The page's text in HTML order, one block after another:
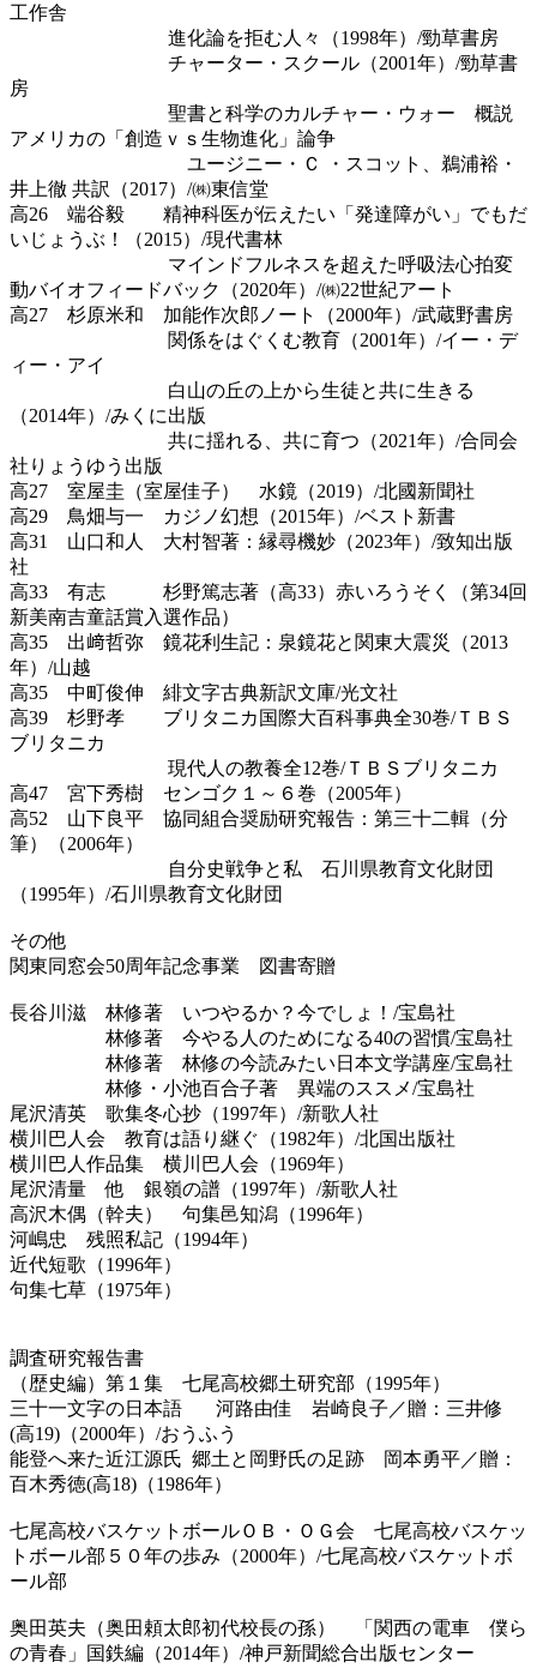
工作舎
進化論を拒む人々（1998年）/勁草書房
チャーター・スクール（2001年）/勁草書
房
聖書と科学のカルチャー・ウォー 概説
アメリカの「創造ｖｓ生物進化」論争
ユージニー・Ｃ ・スコット、鵜浦裕・
井上徹 共訳（2017）/㈱東信堂
高26 端谷毅 精神科医が伝えたい「発達障がい」でもだ
いじょうぶ！（2015）/現代書林
マインドフルネスを超えた呼吸法心拍変
動バイオフィードバック（2020年）/㈱22世紀アート
高27 杉原米和 加能作次郎ノート（2000年）/武蔵野書房
関係をはぐくむ教育（2001年）/イー・デ
ィー・アイ
白山の丘の上から生徒と共に生きる
（2014年）/みくに出版
共に揺れる、共に育つ（2021年）/合同会
社りょうゆう出版
高27 室屋圭（室屋佳子） 水鏡（2019）/北國新聞社
高29 鳥畑与一 カジノ幻想（2015年）/ベスト新書
高31 山口和人 大村智著：縁尋機妙（2023年）/致知出版
社
高33 有志 杉野篤志著（高33）赤いろうそく（第34回
新美南吉童話賞入選作品）
高35 出﨑哲弥 鏡花利生記：泉鏡花と関東大震災（2013
年）/山越
高35 中町俊伸 緋文字古典新訳文庫/光文社
高39 杉野孝 ブリタニカ国際大百科事典全30巻/ＴＢＳ
ブリタニカ
現代人の教養全12巻/ＴＢＳブリタニカ
高47 宮下秀樹 センゴク１～６巻（2005年）
高52 山下良平 協同組合奨励研究報告：第三十二輯（分
筆）（2006年）
自分史戦争と私 石川県教育文化財団
（1995年）/石川県教育文化財団
その他
関東同窓会50周年記念事業 図書寄贈
長谷川滋 林修著 いつやるか？今でしょ！/宝島社
林修著 今やる人のためになる40の習慣/宝島社
林修著 林修の今読みたい日本文学講座/宝島社
林修・小池百合子著 異端のススメ/宝島社
尾沢清英 歌集冬心抄（1997年）/新歌人社
横川巴人会 教育は語り継ぐ（1982年）/北国出版社
横川巴人作品集 横川巴人会（1969年）
尾沢清量 他 銀嶺の譜（1997年）/新歌人社
高沢木偶（幹夫） 句集邑知潟（1996年）
河嶋忠 残照私記（1994年）
近代短歌（1996年）
句集七草（1975年）
調査研究報告書
（歴史編）第１集 七尾高校郷土研究部（1995年）
三十一文字の日本語 河路由佳 岩崎良子／贈：三井修
(高19)（2000年）/おうふう
能登へ来た近江源氏 郷土と岡野氏の足跡 岡本勇平／贈：
百木秀徳(高18)（1986年）
七尾高校バスケットボールＯＢ・ＯＧ会 七尾高校バスケッ
トボール部５０年の歩み（2000年）/七尾高校バスケットボ
ール部
奥田英夫（奥田頼太郎初代校長の孫） 「関西の電車 僕ら
の青春」国鉄編（2014年）/神戸新聞総合出版センター